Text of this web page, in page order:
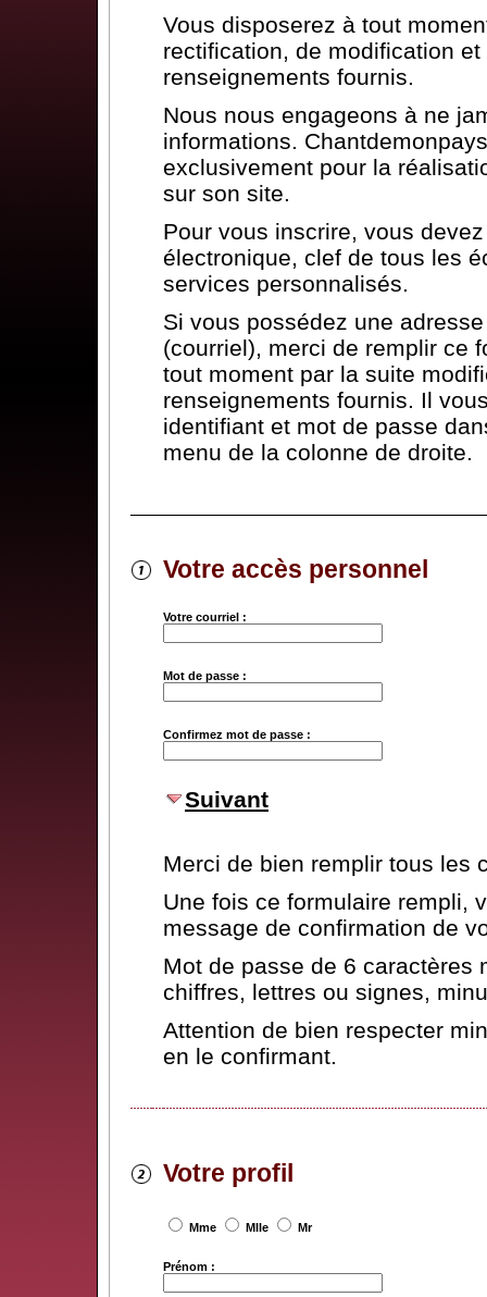
Vous disposerez à tout
rectification, de modification
renseignements fournis.
Nous nous engageons à ne
informations.
exclusivement pour la
sur son site.
Pour vous inscrire, vous
électronique, clef de tous les
services personnalisés.
Si vous possédez une
(courriel), merci de remplir ce
tout moment par la suite
renseignements fournis. Il
identifiant et mot de passe
menu de la colonne de droite.
Votre accès personnel
Votre courriel :
Mot de passe :
Confirmez mot de passe :
Suivant
Merci de bien remplir tous les
Une fois ce formulaire rempli,
message de confirmation de
Mot de passe de 6 caractères
chiffres, lettres ou signes,
Attention de bien respecter
en le confirmant.
Votre profil
Mme Mlle Mr
Prénom :